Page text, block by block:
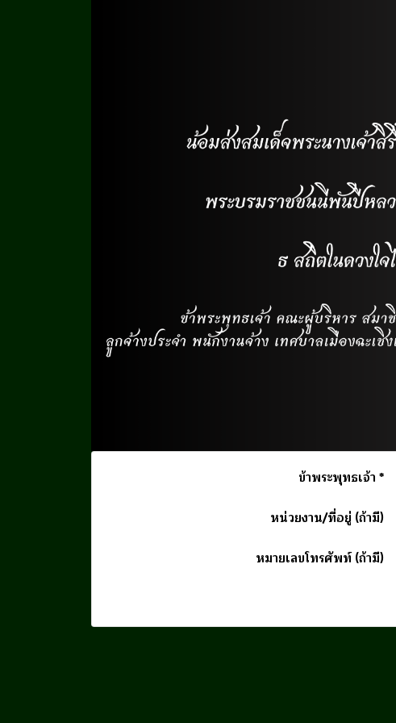
ข้าพระพุทธเจ้า *
หน่วยงาน/ที่อยู่ (ถ้ามี)
หมายเลขโทรศัพท์ (ถ้ามี)